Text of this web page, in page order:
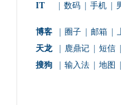
IT
数码 手机
博客 圈子 邮箱
天龙
鹿鼎记 短信
搜狗
输入法 地图